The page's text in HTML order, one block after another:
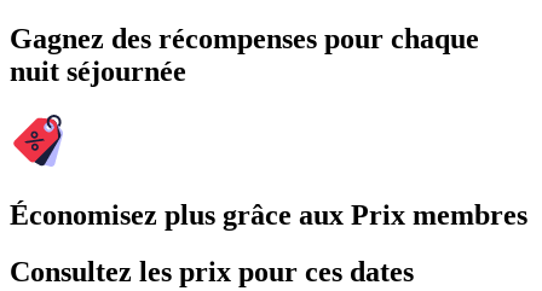
Gagnez des récompenses pour chaque
nuit séjournée
Économisez plus grâce aux Prix membres
Consultez les prix pour ces dates